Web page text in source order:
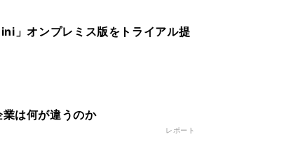
」オンプレミス版をトライアル提
は何が違うのか
レポート